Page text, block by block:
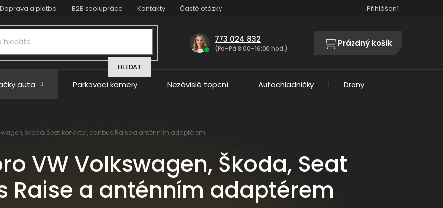
Doprava a platba B2B spolupráce Kontakty Časté otázky Přihlášení
HLEDAT
773 024 832
(Po–Pá 8:00–16:00 hod.)
NÁKUPNÍ
Prázdný košík
auta Parkovací kamery Nezávislé topení Autochladničky Drony
Škoda, Seat konektor, canbus Raise a anténním adaptérem
VW Volkswagen, Škoda, Seat
Raise a anténním adaptérem